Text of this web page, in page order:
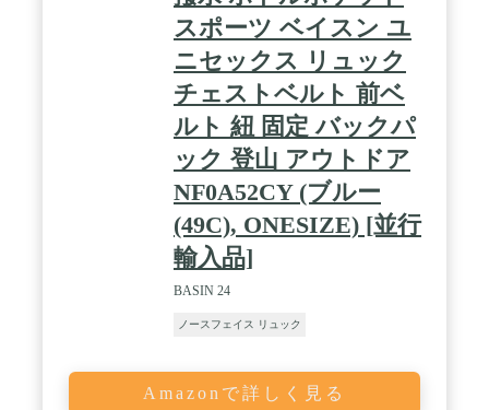
スポーツ ベイスン ユ
ニセックス リュック
チェストベルト 前ベ
ルト 紐 固定 バックパ
ック 登山 アウトドア
NF0A52CY (ブルー
(49C), ONESIZE) [並行
輸入品]
BASIN 24
ノースフェイス リュック
Amazonで詳しく見る